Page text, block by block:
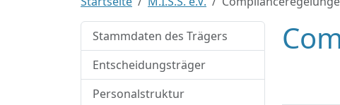
Stammdaten des Trägers
Entscheidungsträger
Personalstruktur